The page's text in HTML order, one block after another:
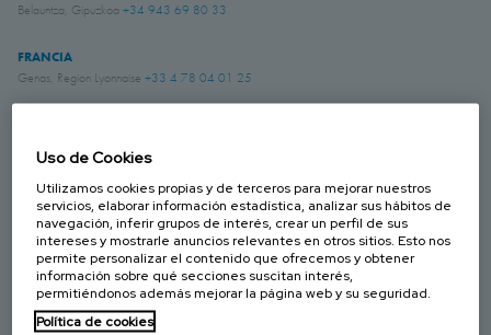
Belauntza, Gipuzkoa +34 943 69 80 33
FRANCIA
Genas, Region Lyonnaise +33 4 78 04 01 25
REINO UNIDO
Chichester, West Sussex+44 (0) 1243 810240
Eastwood, Nottingham
+44 (0) 115 9324046
CANADÁ
Laval, Quebec+1 450 622 8775
Uso de Cookies
Utilizamos cookies propias y de terceros para mejorar nuestros
servicios, elaborar información estadística, analizar sus hábitos de
navegación, inferir grupos de interés, crear un perfil de sus
intereses y mostrarle anuncios relevantes en otros sitios. Esto nos
permite personalizar el contenido que ofrecemos y obtener
información sobre qué secciones suscitan interés,
permitiéndonos además mejorar la página web y su seguridad.
Política de cookies